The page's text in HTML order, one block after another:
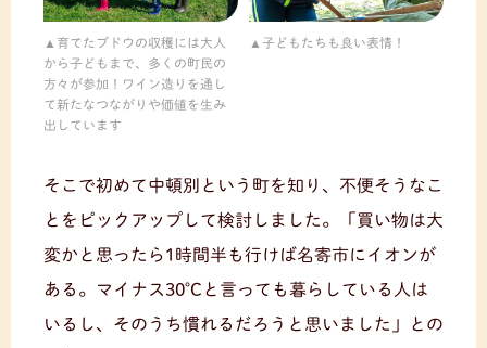
育てたブドウの収穫には大人
から子どもまで、多くの町民の
方々が参加！ワイン造りを通し
て新たなつながりや価値を生み
出しています
子どもたちも良い表情！
そこで初めて中頓別という町を知り、不便そうなこ
とをピックアップして検討しました。「買い物は大
変かと思ったら1時間半も行けば名寄市にイオンが
ある。マイナス30℃と言っても暮らしている人は
いるし、そのうち慣れるだろうと思いました」との